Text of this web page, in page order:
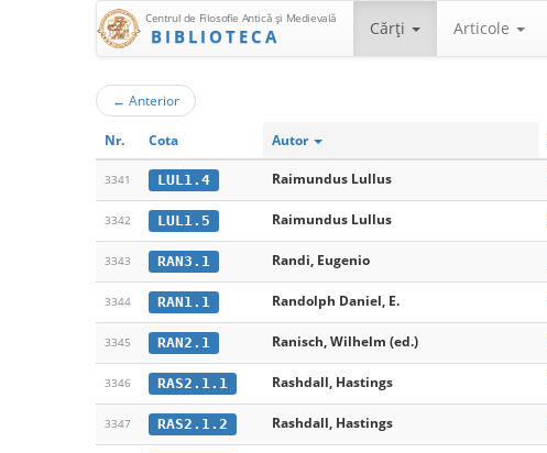
Centrul de Filosofie Antică şi Medievală
BIBLIOTECA Cărţi Articole
← Anterior
Nr. Cota Autor
3341 LUL1.4 Raimundus Lullus
3342 LUL1.5 Raimundus Lullus
3343 RAN3.1 Randi, Eugenio
3344 RAN1.1 Randolph Daniel, E.
3345 RAN2.1 Ranisch, Wilhelm (ed.)
3346 RAS2.1.1 Rashdall, Hastings
3347 RAS2.1.2 Rashdall, Hastings